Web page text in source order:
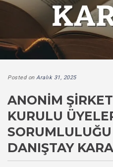
Posted on Aralık 31, 2025
ANONIM
KURULU
DANIŞTAY